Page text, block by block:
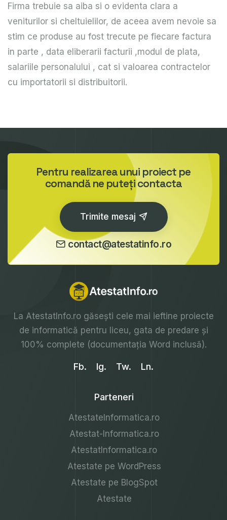
Firma trebuie sa aiba si o evidenta clara a
veniturilor si cheltuielilor, de aceea avem nevoie sa
stim ce produse au fost trecute pe fiecare factura
in parte , data eliberarii facturii ,modul de plata,
salariile personalului , cat si valoarea contractelor
cu importatorii si distribuitorii.
Pentru realizarea unui proiect pe
comandă ne puteți contacta
Trimite mesaj
contact@atestatinfo.ro
La AtestatInfo.rogăsești cele mai ieftine proiecte
de informatică pentru liceu, gata de predare și
100% complete (documentația Word inclusă).
Fb. Ig. Tw. Ln.
Parteneri
AtestateInformatica.ro
Atestat-Informatica.ro
AtestatInformatica.ro
Atestate pe WordPress
Atestate pe BlogSpot
Atestate